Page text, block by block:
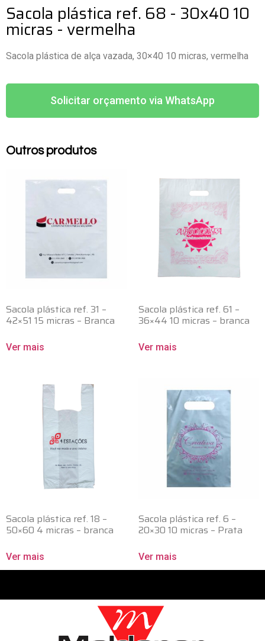
Sacola plástica ref. 68 - 30x40 10
micras - vermelha
Sacola plástica de alça vazada, 30×40 10 micras, vermelha
Solicitar orçamento via WhatsApp
Outros produtos
Sacola plástica ref. 31 –
42×51 15 micras – Branca
Ver mais
Sacola plástica ref. 61 –
36×44 10 micras – branca
Ver mais
Sacola plástica ref. 18 –
50×60 4 micras – branca
Ver mais
Sacola plástica ref. 6 –
20×30 10 micras – Prata
Ver mais